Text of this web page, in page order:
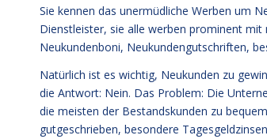
Sie kennen das unermüdliche Werben um
Dienstleister, sie alle werben prominent
Neukundenboni, Neukundengutschriften,
Natürlich ist es wichtig, Neukunden zu
die Antwort: Nein. Das Problem: Die
die meisten der Bestandskunden zu
gutgeschrieben, besondere